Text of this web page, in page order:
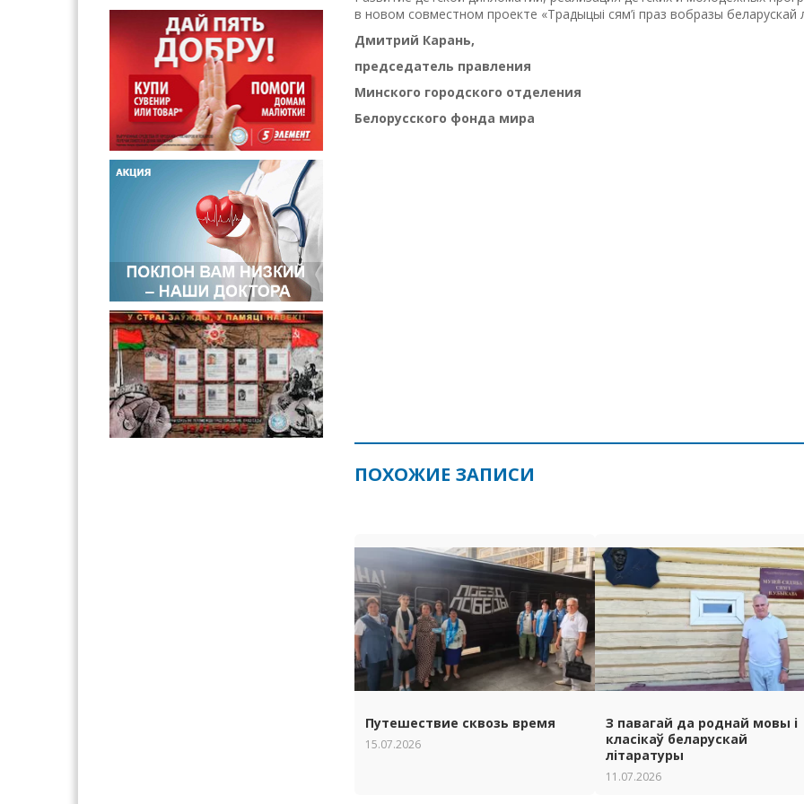
в новом совместном проекте «Традыцыi сям’i праз вобразы беларускай
Дмитрий Карань,
председатель правления
Минского городского отделения
Белорусского фонда мира
ПОХОЖИЕ ЗАПИСИ
Путешествие сквозь время
15.07.2026
З павагай да роднай мовы i
класiкаў беларускай
лiтаратуры
11.07.2026